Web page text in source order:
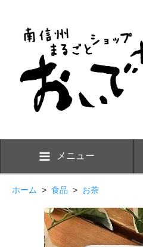
メニュー
ホーム > 食品 > お茶